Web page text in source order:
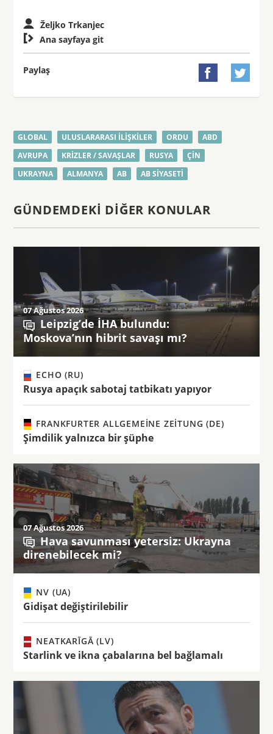
Željko Trkanjec
 Ana sayfaya git
Paylaş  
GLOBAL ULUSLARARASI ILIŞKILER ORDU
ABD
AVRUPA
KRIZLER / SAVAŞLAR RUSYA
ÇIN
UKRAYNA
ALMANYA AB AB SIYASETI
GÜNDEMDEKI DIĞER KONULAR
07 Ağustos 2026
Leipzig’de İHA bulundu:
Moskova’nın hibrit savaşı mı?
ECHO (RU)
Rusya apaçık sabotaj tatbikatı yapıyor
FRANKFURTER ALLGEMEINE ZEITUNG (DE)
Şimdilik yalnızca bir şüphe
07 Ağustos 2026
Hava savunması yetersiz: Ukrayna
direnebilecek mi?
NV (UA)
Gidişat değiştirilebilir
NEATKARĪGĀ (LV)
Starlink ve ikna çabalarına bel bağlamalı